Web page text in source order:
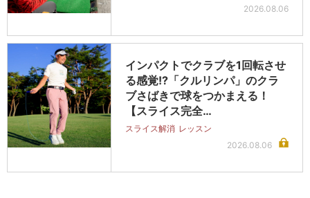
2026.08.06
インパクトでクラブを1回転させ
る感覚!?「クルリンパ」のクラ
ブさばきで球をつかまえる！
【スライス完全…
スライス解消 レッスン
2026.08.06